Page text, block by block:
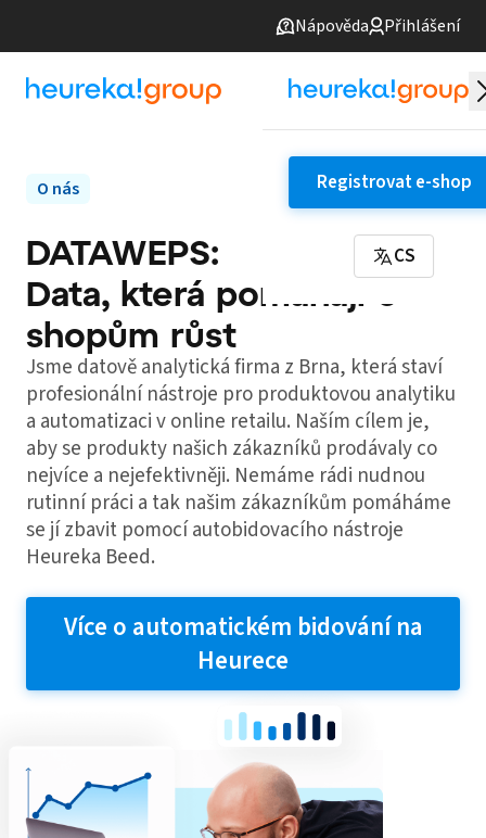
Nápověda Přihlášení
Registrovat e-shop
CS
O nás
DATAWEPS:
Data, která pomáhají e-
shopům růst
Jsme datově analytická firma z Brna, která staví
profesionální nástroje pro produktovou analytiku
a automatizaci v online retailu. Naším cílem je,
aby se produkty našich zákazníků prodávaly co
nejvíce a nejefektivněji. Nemáme rádi nudnou
rutinní práci a tak našim zákazníkům pomáháme
se jí zbavit pomocí autobidovacího nástroje
Heureka Beed.
Více o automatickém bidování na
Heurece